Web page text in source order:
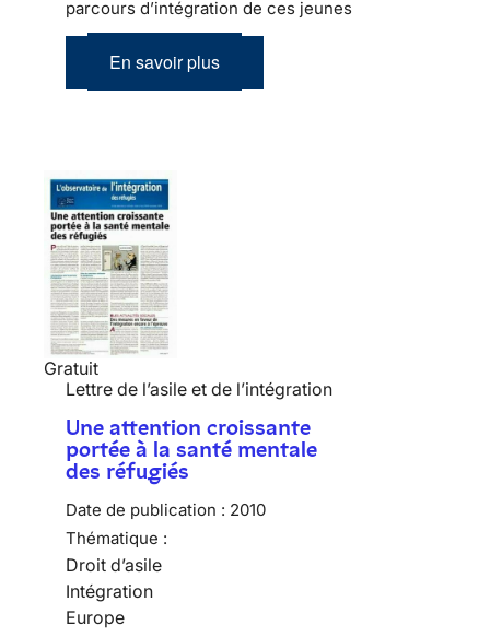
parcours d’intégration de ces jeunes
En savoir plus
Gratuit
Lettre de l’asile et de l’intégration
Une attention croissante
portée à la santé mentale
des réfugiés
Date de publication : 2010
Thématique :
Droit d’asile
Intégration
Europe